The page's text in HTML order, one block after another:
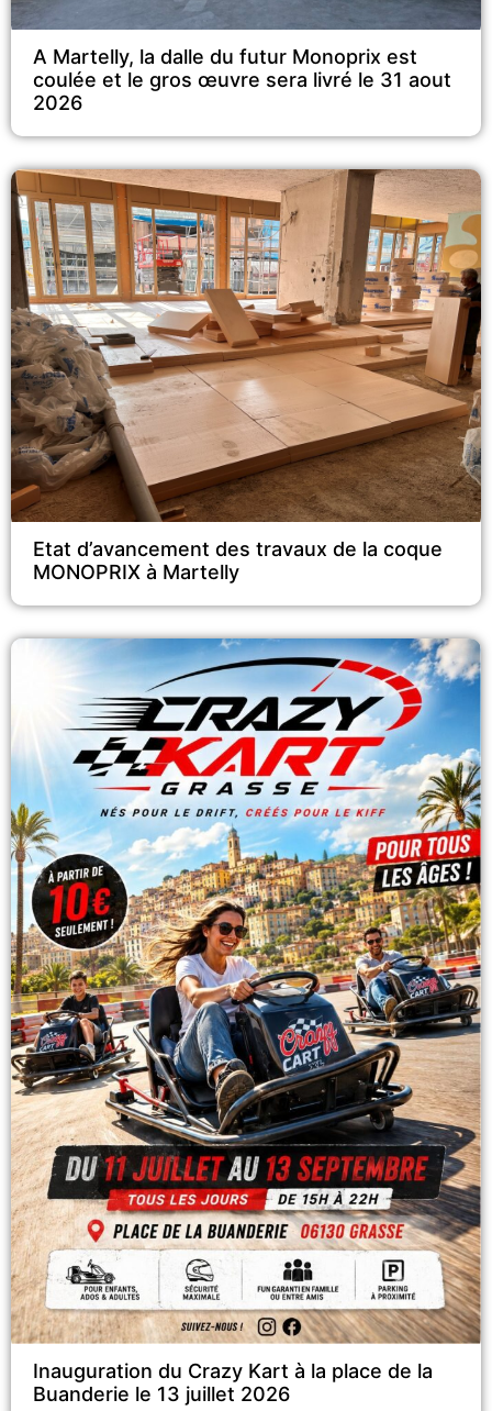
A Martelly, la dalle du futur Monoprix est
coulée et le gros œuvre sera livré le 31 aout
2026
Etat d’avancement des travaux de la coque
MONOPRIX à Martelly
Inauguration du Crazy Kart à la place de la
Buanderie le 13 juillet 2026